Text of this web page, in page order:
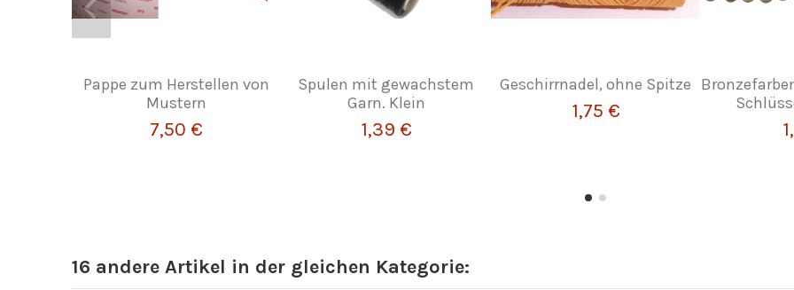
Pappe zum Herstellen von
Mustern
7,50 €
Spulen mit gewachstem
Garn. Klein
1,39 €
Geschirrnadel, ohne Spitze
1,75 €
16 andere Artikel in der gleichen Kategorie: